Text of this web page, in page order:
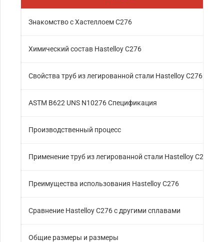
Знакомство с Хастеллоем C276
Химический состав Hastelloy C276
Свойства труб из легированной стали Hastelloy C276
ASTM B622 UNS N10276 Спецификация
Производственный процесс
Применение труб из легированной стали Hastelloy C276
Преимущества использования Hastelloy C276
Сравнение Hastelloy C276 с другими сплавами
Общие размеры и размеры